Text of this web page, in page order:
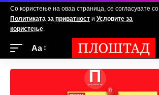
Со користење на оваа страница, се согласувате со
Политиката за приватност и Условите за
користење.
Аа